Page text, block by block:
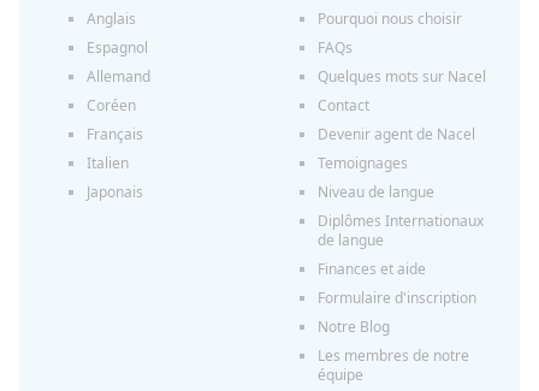
Anglais
Espagnol
Allemand
Coréen
Français
Italien
Japonais
Pourquoi nous choisir
FAQs
Quelques mots sur Nacel
Contact
Devenir agent de Nacel
Temoignages
Niveau de langue
Diplômes Internationaux
de langue
Finances et aide
Formulaire d'inscription
Notre Blog
Les membres de notre
équipe